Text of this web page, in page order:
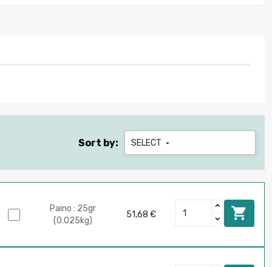
Sort by: SELECT 
Paino : 25gr
(0.025kg)
51,68 € 